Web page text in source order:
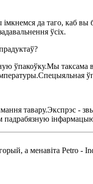
да таго, каб вы
ўсіх.
ўпакоўку.Мы таксама
тавару.Экспрэс -
інфармацыю
а менавіта